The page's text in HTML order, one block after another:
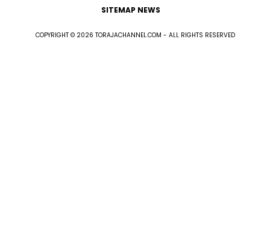
SITEMAP NEWS
COPYRIGHT © 2026 TORAJACHANNEL.COM - ALL RIGHTS RESERVED